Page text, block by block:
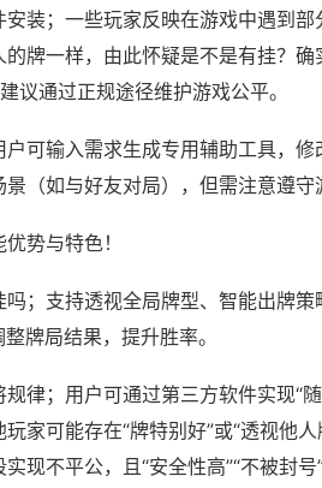
装；一些玩家反映在游戏中遇到
牌一样，由此怀疑是不是有挂？
议通过正规途径维护游戏公平。
户可输入需求生成专用辅助工具，
（如与好友对局），但需注意遵守
势与特色！
吗；支持透视全局牌型、智能出牌
牌局结果，提升胜率。
律；用户可通过第三方软件实现“随
家可能存在“牌特别好”或“透视他
现不平公，且“安全性高”“不被封号”